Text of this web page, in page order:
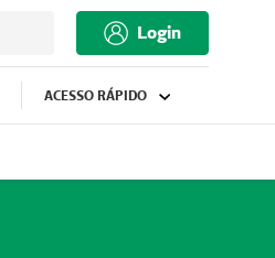
Login
ACESSO RÁPIDO